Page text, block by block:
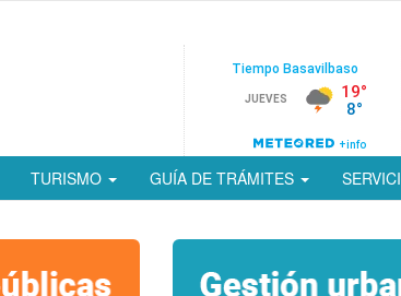
TURISMO GUÍA DE TRÁMITES